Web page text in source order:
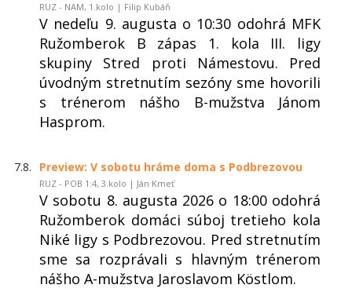
RUZ - NAM, 1.kolo | Filip Kubáň
V nedeľu 9. augusta o 10:30 odohrá MFK
Ružomberok B zápas 1. kola III. ligy
skupiny Stred proti Námestovu. Pred
úvodným stretnutím sezóny sme hovorili
s trénerom nášho B-mužstva Jánom
Hasprom.
7.8. Preview: V sobotu hráme doma s Podbrezovou
RUZ - POB 1:4, 3.kolo | Ján Kmeť
V sobotu 8. augusta 2026 o 18:00 odohrá
Ružomberok domáci súboj tretieho kola
Niké ligy s Podbrezovou. Pred stretnutím
sme sa rozprávali s hlavným trénerom
nášho A-mužstva Jaroslavom Köstlom.